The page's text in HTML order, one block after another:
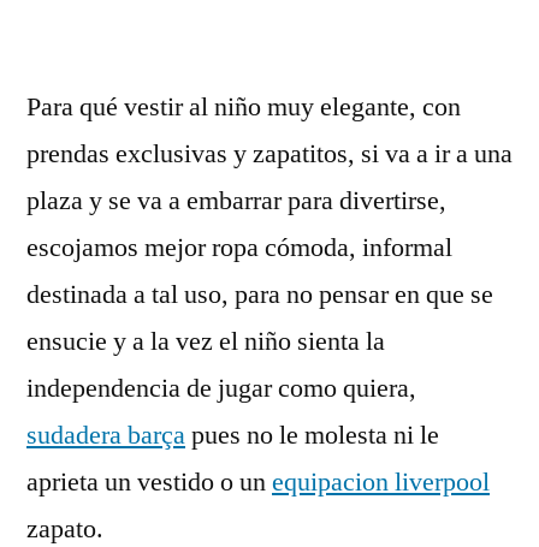
Para qué vestir al niño muy elegante, con
prendas exclusivas y zapatitos, si va a ir a una
plaza y se va a embarrar para divertirse,
escojamos mejor ropa cómoda, informal
destinada a tal uso, para no pensar en que se
ensucie y a la vez el niño sienta la
independencia de jugar como quiera,
sudadera barçapues no le molesta ni le
aprieta un vestido o unequipacion liverpool
zapato.